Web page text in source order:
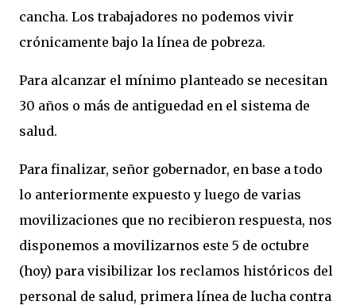
cancha. Los trabajadores no podemos vivir
crónicamente bajo la línea de pobreza.
Para alcanzar el mínimo planteado se necesitan
30 años o más de antiguedad en el sistema de
salud.
Para finalizar, señor gobernador, en base a todo
lo anteriormente expuesto y luego de varias
movilizaciones que no recibieron respuesta, nos
disponemos a movilizarnos este 5 de octubre
(hoy) para visibilizar los reclamos históricos del
personal de salud, primera línea de lucha contra